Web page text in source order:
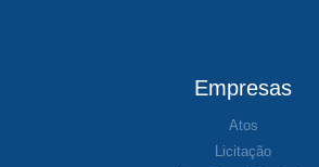
Empresas
Atos
Licitação